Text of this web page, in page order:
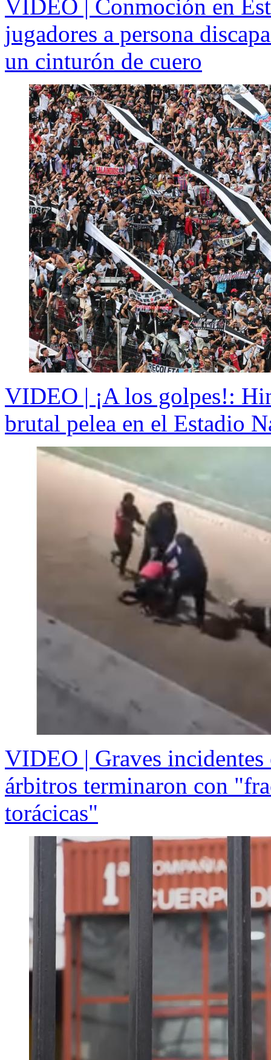
VIDEO | Conmoción en
jugadores a persona
un cinturón de cuero
VIDEO | ¡A los golpes!:
brutal pelea en el Estadio
VIDEO | Graves
árbitros terminaron con
torácicas"